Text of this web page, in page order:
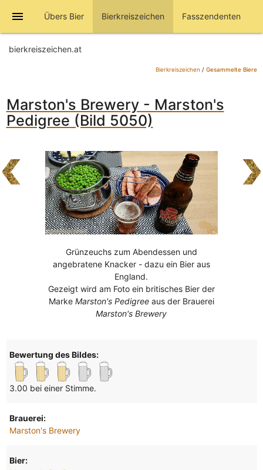
menu Übers Bier Bierkreiszeichen Fasszendenten
bierkreiszeichen.at
Bierkreiszeichen / Gesammelte Biere
Marston's Brewery - Marston's
Pedigree (Bild 5050)
Grünzeuchs zum Abendessen und
angebratene Knacker - dazu ein Bier aus
England.
Gezeigt wird am Foto ein britisches Bier der
Marke Marston's Pedigreeaus der Brauerei
Marston's Brewery
Bewertung des Bildes:
3.00 bei einer Stimme.
Brauerei:
Marston's Brewery
Bier: